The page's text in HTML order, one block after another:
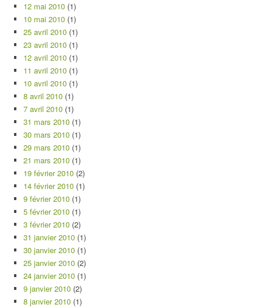
12 mai 2010 (1)
10 mai 2010 (1)
25 avril 2010 (1)
23 avril 2010 (1)
12 avril 2010 (1)
11 avril 2010 (1)
10 avril 2010 (1)
8 avril 2010 (1)
7 avril 2010 (1)
31 mars 2010 (1)
30 mars 2010 (1)
29 mars 2010 (1)
21 mars 2010 (1)
19 février 2010 (2)
14 février 2010 (1)
9 février 2010 (1)
5 février 2010 (1)
3 février 2010 (2)
31 janvier 2010 (1)
30 janvier 2010 (1)
25 janvier 2010 (2)
24 janvier 2010 (1)
9 janvier 2010 (2)
8 janvier 2010 (1)